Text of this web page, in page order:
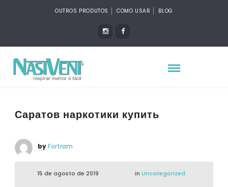
OUTROS PRODUTOS COMO USAR BLOG
Саратов наркотики купить
byFortram
15 de agosto de 2019 in Uncategorized